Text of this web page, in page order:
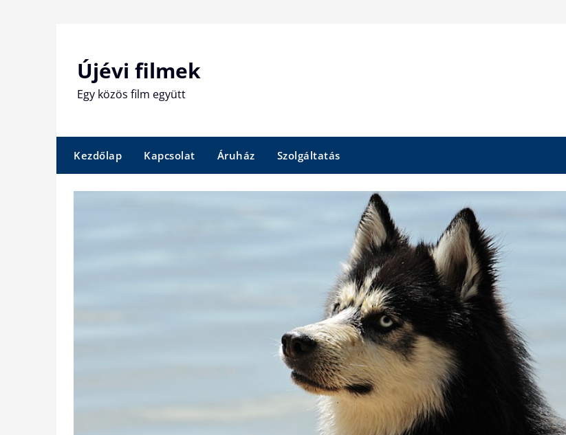
Újévi filmek
Egy közös film együtt
Kezdőlap Kapcsolat Áruház Szolgáltatás